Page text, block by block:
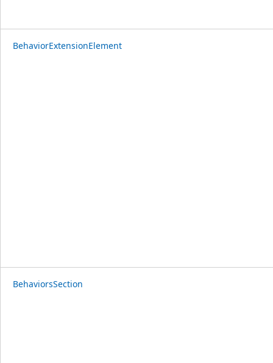
BehaviorExtensionElement
BehaviorsSection